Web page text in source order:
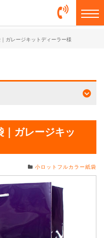
ガレージキットディーラー様
｜ガレージキッ
小ロットフルカラー紙袋